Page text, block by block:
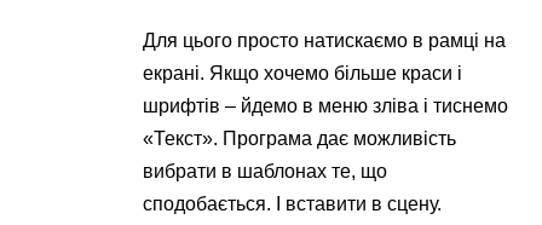
Для цього просто натискаємо в рамці на
екрані. Якщо хочемо більше краси і
шрифтів – йдемо в меню зліва і тиснемо
«Текст». Програма дає можливість
вибрати в шаблонах те, що
сподобається. І вставити в сцену.